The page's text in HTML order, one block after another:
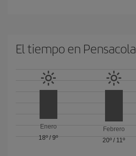
El tiempo en Pensacola
Enero
18º/9º
Febrero
20º / 11º